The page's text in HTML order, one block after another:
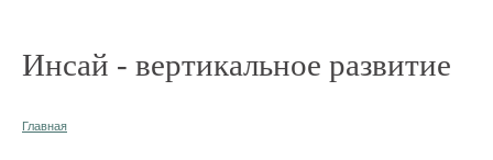
Инсай - вертикальное развитие
Главная